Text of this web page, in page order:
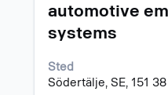
automotive
systems
Sted
Södertälje, SE, 151 38
mellomromstasten
for
vise
det